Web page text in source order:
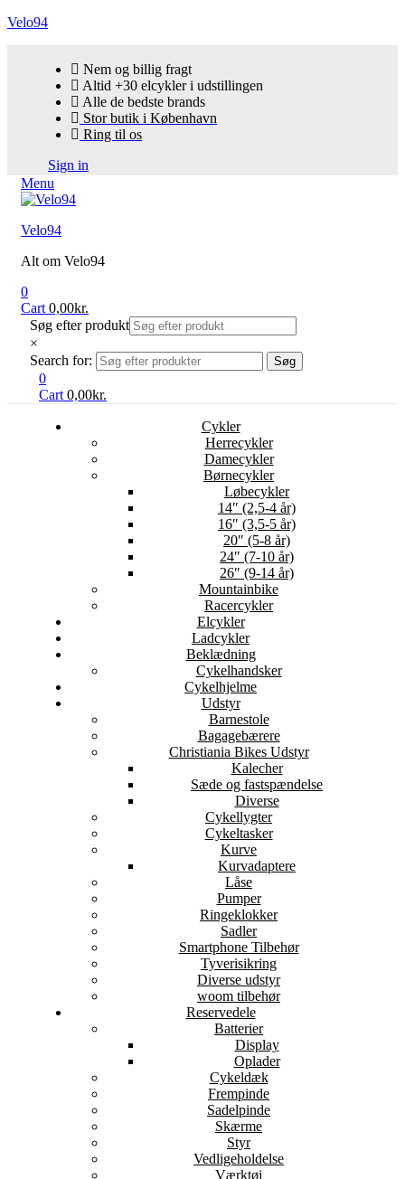
Velo94
Nem og billig fragt
Altid +30 elcykler i udstillingen
Alle de bedste brands
Stor butik i København
Ring til os
Sign in
Menu
Velo94
Alt om Velo94
0
Cart 0,00kr.
Søg efter produkt
×
Search for:
Søg
0
Cart 0,00kr.
Cykler
Herrecykler
Damecykler
Børnecykler
Løbecykler
14″ (2,5-4 år)
16″ (3,5-5 år)
20″ (5-8 år)
24″ (7-10 år)
26″ (9-14 år)
Mountainbike
Racercykler
Elcykler
Ladcykler
Beklædning
Cykelhandsker
Cykelhjelme
Udstyr
Barnestole
Bagagebærere
Christiania Bikes Udstyr
Kalecher
Sæde og fastspændelse
Diverse
Cykellygter
Cykeltasker
Kurve
Kurvadaptere
Låse
Pumper
Ringeklokker
Sadler
Smartphone Tilbehør
Tyverisikring
Diverse udstyr
woom tilbehør
Reservedele
Batterier
Display
Oplader
Cykeldæk
Frempinde
Sadelpinde
Skærme
Styr
Vedligeholdelse
Værktøj